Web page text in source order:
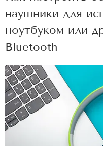
наушники для
ноутбуком или
Bluetooth